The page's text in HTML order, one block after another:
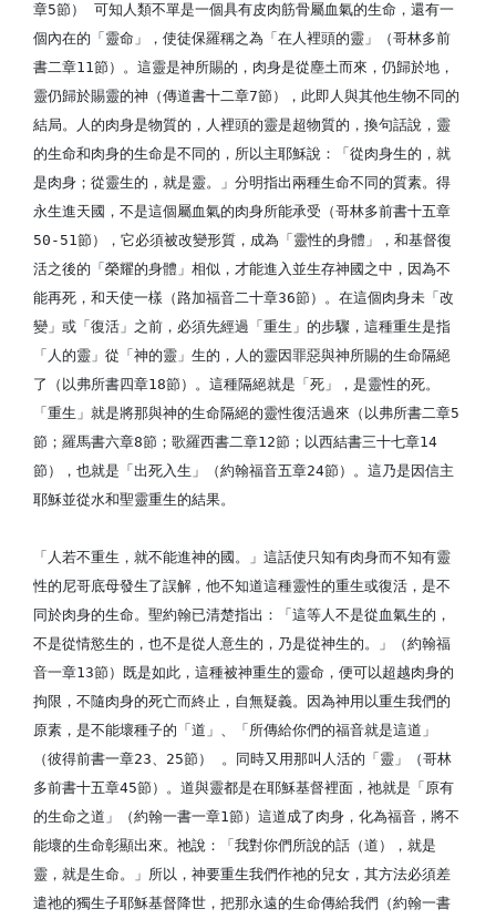
章5節） 可知人類不單是一個具有皮肉筋骨屬血氣的生命，還有一
個內在的「靈命」，使徒保羅稱之為「在人裡頭的靈」（哥林多前
書二章11節）。這靈是神所賜的，肉身是從塵土而來，仍歸於地，
靈仍歸於賜靈的神（傳道書十二章7節），此即人與其他生物不同的
結局。人的肉身是物質的，人裡頭的靈是超物質的，換句話說，靈
的生命和肉身的生命是不同的，所以主耶穌說：「從肉身生的，就
是肉身；從靈生的，就是靈。」分明指出兩種生命不同的質素。得
永生進天國，不是這個屬血氣的肉身所能承受（哥林多前書十五章
50-51節），它必須被改變形質，成為「靈性的身體」，和基督復
活之後的「榮耀的身體」相似，才能進入並生存神國之中，因為不
能再死，和天使一樣（路加福音二十章36節）。在這個肉身未「改
變」或「復活」之前，必須先經過「重生」的步驟，這種重生是指
「人的靈」從「神的靈」生的，人的靈因罪惡與神所賜的生命隔絕
了（以弗所書四章18節）。這種隔絕就是「死」，是靈性的死。
「重生」就是將那與神的生命隔絕的靈性復活過來（以弗所書二章5
節；羅馬書六章8節；歌羅西書二章12節；以西結書三十七章14
節），也就是「出死入生」（約翰福音五章24節）。這乃是因信主
耶穌並從水和聖靈重生的結果。
「人若不重生，就不能進神的國。」這話使只知有肉身而不知有靈
性的尼哥底母發生了誤解，他不知道這種靈性的重生或復活，是不
同於肉身的生命。聖約翰已清楚指出：「這等人不是從血氣生的，
不是從情慾生的，也不是從人意生的，乃是從神生的。」（約翰福
音一章13節）既是如此，這種被神重生的靈命，便可以超越肉身的
拘限，不隨肉身的死亡而終止，自無疑義。因為神用以重生我們的
原素，是不能壞種子的「道」、「所傳給你們的福音就是這道」
（彼得前書一章23、25節） 。同時又用那叫人活的「靈」（哥林
多前書十五章45節）。道與靈都是在耶穌基督裡面，祂就是「原有
的生命之道」（約翰一書一章1節）這道成了肉身，化為福音，將不
能壞的生命彰顯出來。祂說：「我對你們所說的話（道），就是
靈，就是生命。」所以，神要重生我們作祂的兒女，其方法必須差
遣祂的獨生子耶穌基督降世，把那永遠的生命傳給我們（約翰一書